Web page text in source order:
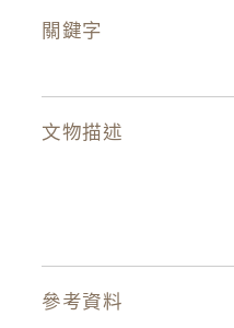
關鍵字
文物描述
參考資料